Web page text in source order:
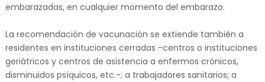
embarazadas, en cualquier momento del embarazo.
La recomendación de vacunación se extiende también a
residentes en instituciones cerradas -centros o instituciones
geriátricos y centros de asistencia a enfermos crónicos,
disminuidos psíquicos, etc.-; a trabajadores sanitarios; a